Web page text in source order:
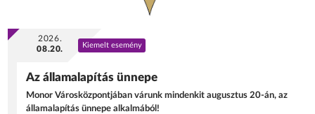
2026.
08.20.
Kiemelt esemény
Az államalapítás ünnepe
Monor Városközpontjában várunk mindenkit augusztus 20-án, az
államalapítás ünnepe alkalmából!